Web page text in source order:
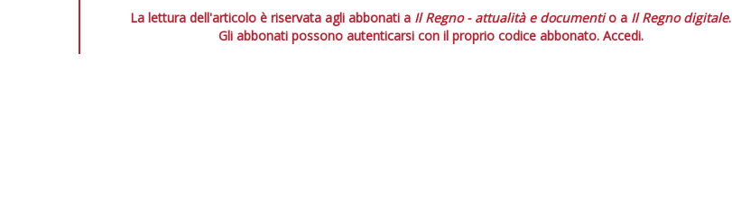
La lettura dell'articolo è riservata agli abbonati a Il Regno - attualità e documentio a Il Regno digitale.
Gli abbonati possono autenticarsi con il proprio codice abbonato. Accedi.